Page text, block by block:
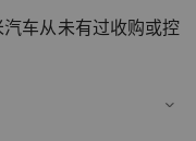
车从未有过收购或控